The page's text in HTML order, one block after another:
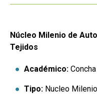
Núcleo Milenio de
Tejidos
Académico:
Tipo: Nucleo